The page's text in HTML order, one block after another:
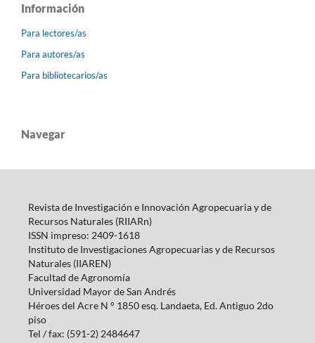
Información
Para lectores/as
Para autores/as
Para bibliotecarios/as
Navegar
Revista de Investigación e Innovación Agropecuaria y de
Recursos Naturales (RIIARn)
ISSN impreso: 2409-1618
Instituto de Investigaciones Agropecuarias y de Recursos
Naturales (IIAREN)
Facultad de Agronomía
Universidad Mayor de San Andrés
Héroes del Acre N ° 1850 esq. Landaeta, Ed.Antiguo 2do
piso
Tel / fax: (591-2) 2484647